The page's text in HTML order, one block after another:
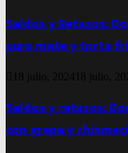
Saldos y Retazos:
puro mate y torta
18 julio, 2024 18 julio,
Saldos y retazos:
con grapa y